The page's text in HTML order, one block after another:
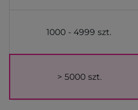
1000 - 4999 szt.
> 5000 szt.